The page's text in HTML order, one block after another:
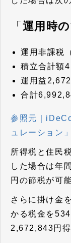
「 運用時
運用非課税
積立合計額
運用益
合計
参照元｜
ュレーション」
所得税と住民
した場合は年
円の節税が可
さらに掛け金
かる税金を
2,672,843円得